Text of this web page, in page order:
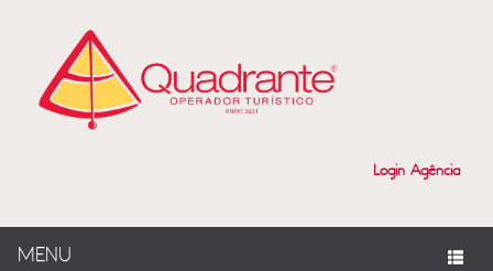
Login Agência
MENU